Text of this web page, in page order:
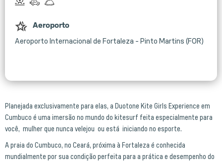
Aeroporto
Aeroporto Internacional de Fortaleza - Pinto Martins (FOR)
Planejada exclusivamente para elas, a Duotone Kite Girls Experience em
Cumbuco é uma imersão no mundo do kitesurf feita especialmente para
você, mulher que nunca velejou ou está iniciando no esporte.
A praia do Cumbuco, no Ceará, próxima à Fortaleza é conhecida
mundialmente por sua condição perfeita para a prática e desempenho do